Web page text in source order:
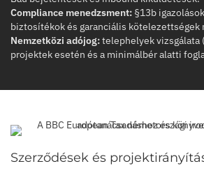
Compliance menedzsment: §13b
biztosítékok és garanciális kötelezettségek
Nemzetközi adójog:telephelyek vizsgálata
projektek esetén és a minimálbér alatti
Szerződések és